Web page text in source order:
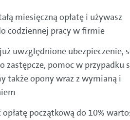
miesięczną opłatę i używasz
codziennej pracy w firmie
uwzględnione ubezpieczenie,
zastępcze, pomoc w przypadku
także opony wraz z wymianą i
opłatę początkową do 10%